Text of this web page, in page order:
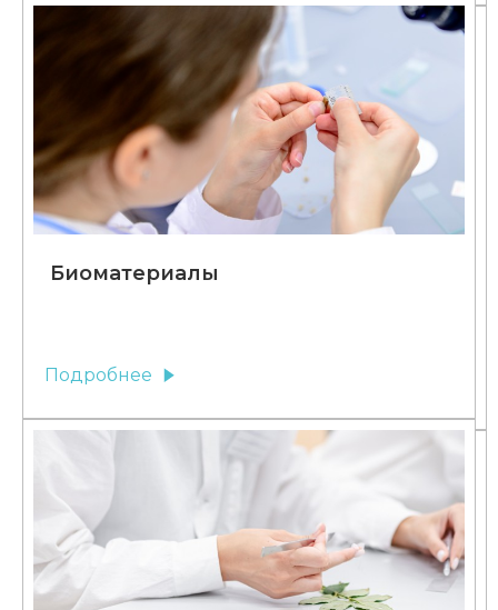
Биоматериалы
Подробнее